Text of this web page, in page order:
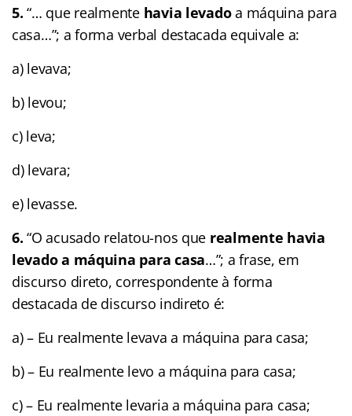
5. “… que realmente havia levadoa máquina para
casa…”; a forma verbal destacada equivale a:
a) levava;
b) levou;
c) leva;
d) levara;
e) levasse.
6. “O acusado relatou-nos que realmente havia
levado a máquina para casa…”; a frase, em
discurso direto, correspondente à forma
destacada de discurso indireto é:
a) – Eu realmente levava a máquina para casa;
b) – Eu realmente levo a máquina para casa;
c) – Eu realmente levaria a máquina para casa;